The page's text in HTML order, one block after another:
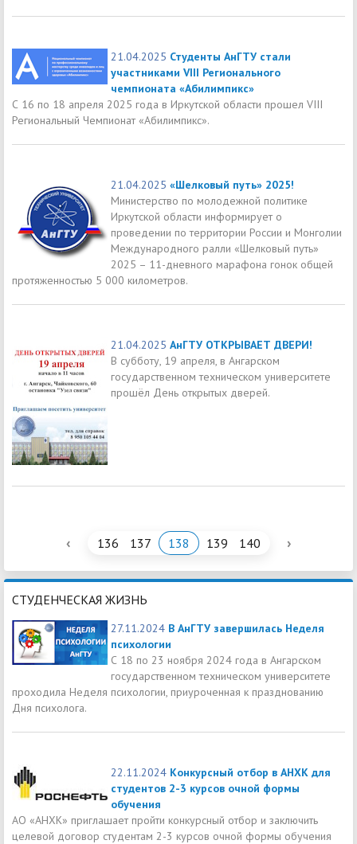
21.04.2025 Студенты АнГТУ стали
участниками VIII Регионального
чемпионата «Абилимпикс»
С 16 по 18 апреля 2025 года в Иркутской области прошел VIII
Региональный Чемпионат «Абилимпикс».
21.04.2025 «Шелковый путь» 2025!
Министерство по молодежной политике
Иркутской области информирует о
проведении по территории России и Монголии
Международного ралли «Шелковый путь»
2025 – 11-дневного марафона гонок общей
протяженностью 5 000 километров.
21.04.2025 АнГТУ ОТКРЫВАЕТ ДВЕРИ!
В субботу, 19 апреля, в Ангарском
государственном техническом университете
прошёл День открытых дверей.
‹ 136 137 138 139 140 ›
СТУДЕНЧЕСКАЯ ЖИЗНЬ
27.11.2024 В АнГТУ завершилась Неделя
психологии
С 18 по 23 ноября 2024 года в Ангарском
государственном техническом университете
проходила Неделя психологии, приуроченная к празднованию
Дня психолога.
22.11.2024 Конкурсный отбор в АНХК для
студентов 2-3 курсов очной формы
обучения
АО «АНХК» приглашает пройти конкурсный отбор и заключить
целевой договор студентам 2-3 курсов очной формы обучения